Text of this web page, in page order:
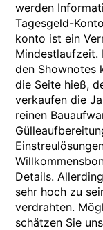
werden
Tagesgeld-
konto ist ein
Mindestlaufzeit.
den Shownotes
die Seite hieß,
verkaufen die
reinen
Details.
sehr hoch zu
verdrahten.
schätzen Sie